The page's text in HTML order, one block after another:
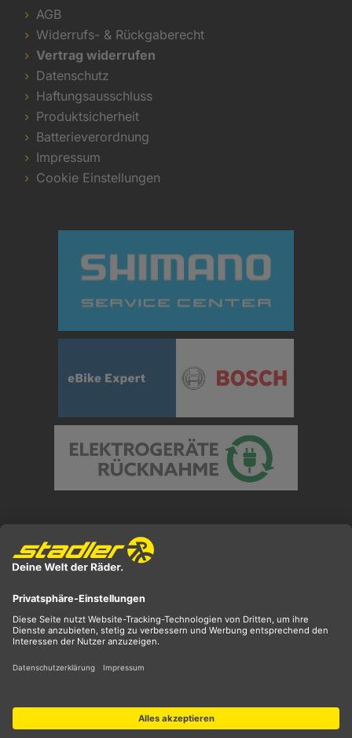
AGB
Widerrufs- & Rückgaberecht
Vertrag widerrufen
Datenschutz
Haftungsausschluss
Produktsicherheit
Batterieverordnung
Impressum
Cookie Einstellungen
** ehemaliger UVP